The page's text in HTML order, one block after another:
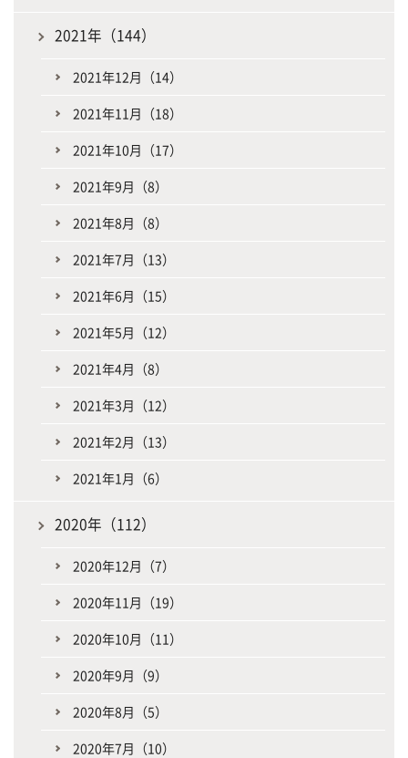
2021年（144）
2021年12月（14）
2021年11月（18）
2021年10月（17）
2021年9月（8）
2021年8月（8）
2021年7月（13）
2021年6月（15）
2021年5月（12）
2021年4月（8）
2021年3月（12）
2021年2月（13）
2021年1月（6）
2020年（112）
2020年12月（7）
2020年11月（19）
2020年10月（11）
2020年9月（9）
2020年8月（5）
2020年7月（10）